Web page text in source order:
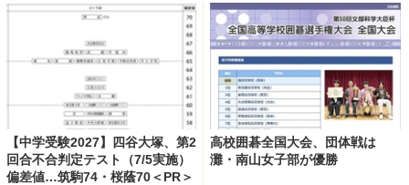
【中学受験2027】四谷大塚、第2
回合不合判定テスト（7/5実施）
偏差値…筑駒74・桜蔭70＜PR＞
高校囲碁全国大会、団体戦は
灘・南山女子部が優勝